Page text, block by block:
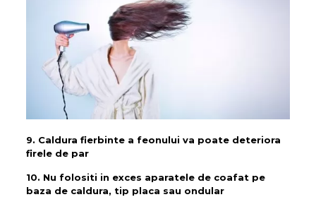
9. Caldura fierbinte a feonului va poate deteriora
firele de par
10. Nu folositi in exces aparatele de coafat pe
baza de caldura, tip placa sau ondular